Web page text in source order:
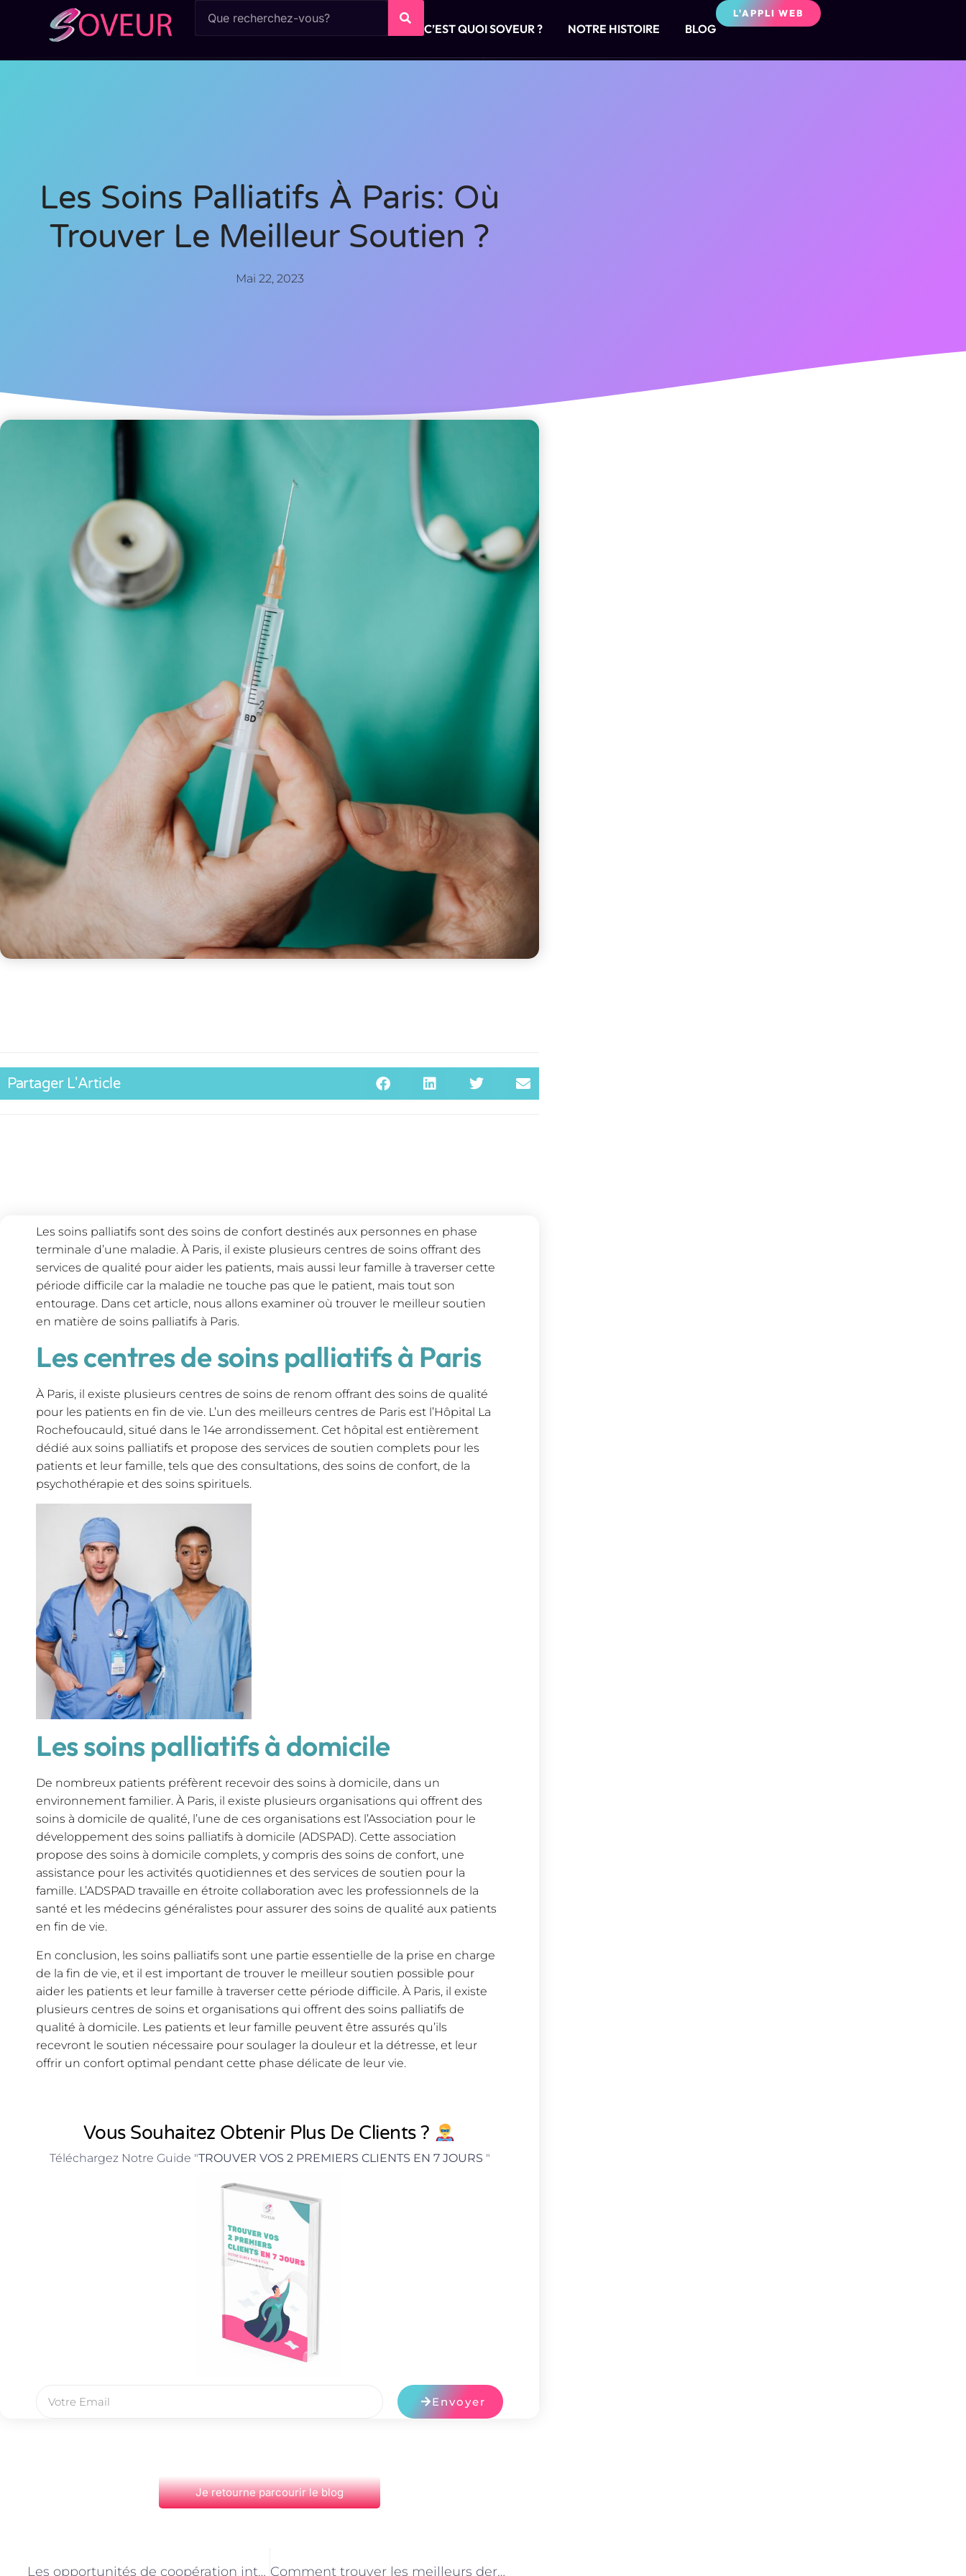
C’EST QUOI SOVEUR ? NOTRE HISTOIRE BLOG
L'APPLI WEB
Les Soins Palliatifs À Paris: Où
Trouver Le Meilleur Soutien ?
Mai 22, 2023
Partager L'Article
Les soins palliatifs sont des soins de confort destinés aux personnes en phase
terminale d’une maladie. À Paris, il existe plusieurs centres de soins offrant des
services de qualité pour aider les patients, mais aussi leur famille à traverser cette
période difficile car la maladie ne touche pas que le patient, mais tout son
entourage. Dans cet article, nous allons examiner où trouver le meilleur soutien
en matière de soins palliatifs à Paris.
Les centres de soins palliatifs à Paris
À Paris, il existe plusieurs centres de soins de renom offrant des soins de qualité
pour les patients en fin de vie. L’un des meilleurs centres de Paris est l’Hôpital La
Rochefoucauld, situé dans le 14e arrondissement. Cet hôpital est entièrement
dédié aux soins palliatifs et propose des services de soutien complets pour les
patients et leur famille, tels que des consultations, des soins de confort, de la
psychothérapie et des soins spirituels.
Les soins palliatifs à domicile
De nombreux patients préfèrent recevoir des soins à domicile, dans un
environnement familier. À Paris, il existe plusieurs organisations qui offrent des
soins à domicile de qualité, l’une de ces organisations est l’Association pour le
développement des soins palliatifs à domicile (ADSPAD). Cette association
propose des soins à domicile complets, y compris des soins de confort, une
assistance pour les activités quotidiennes et des services de soutien pour la
famille. L’ADSPAD travaille en étroite collaboration avec les professionnels de la
santé et les médecins généralistes pour assurer des soins de qualité aux patients
en fin de vie.
En conclusion, les soins palliatifs sont une partie essentielle de la prise en charge
de la fin de vie, et il est important de trouver le meilleur soutien possible pour
aider les patients et leur famille à traverser cette période difficile. À Paris, il existe
plusieurs centres de soins et organisations qui offrent des soins palliatifs de
qualité à domicile. Les patients et leur famille peuvent être assurés qu’ils
recevront le soutien nécessaire pour soulager la douleur et la détresse, et leur
offrir un confort optimal pendant cette phase délicate de leur vie.
Vous Souhaitez Obtenir Plus De Clients ?
Téléchargez Notre Guide "TROUVER VOS 2 PREMIERS CLIENTS EN 7 JOURS "
Envoyer
Je retourne parcourir le blog
Les opportunités de coopération internationale pour les ferrailleurs parisiens Comment trouver les meilleurs dermatologues à Paris ?